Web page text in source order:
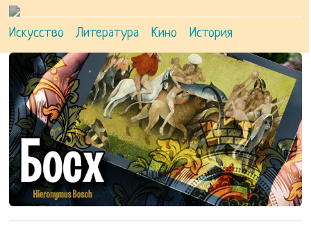
Искусство Литература Кино История